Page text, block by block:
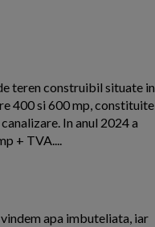
teren construibil situate in
400 si 600 mp, constituite
In anul 2024 a
+ TVA....
apa imbuteliata, iar